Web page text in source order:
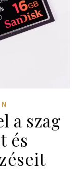
a szag
és